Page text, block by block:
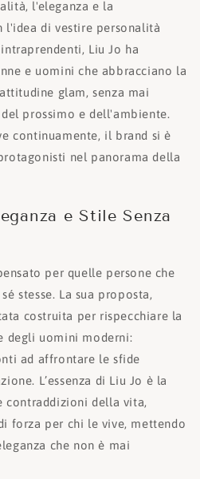
l'eleganza e la
l'idea di vestire personalità
Liu Jo ha
e uomini che abbracciano la
glam, senza mai
prossimo e dell'ambiente.
continuamente, il brand si è
nel panorama della
e Stile Senza
per quelle persone che
stesse. La sua proposta,
costruita per rispecchiare la
degli uomini moderni:
ad affrontare le sfide
L’essenza di Liu Jo è la
contraddizioni della vita,
forza per chi le vive, mettendo
che non è mai